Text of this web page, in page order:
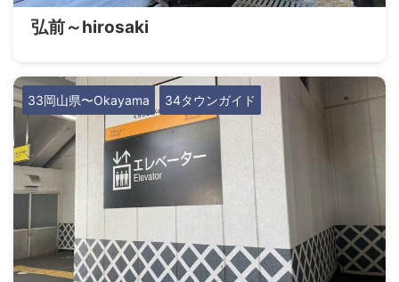
弘前～hirosaki
33岡山県〜Okayama 34タウンガイド